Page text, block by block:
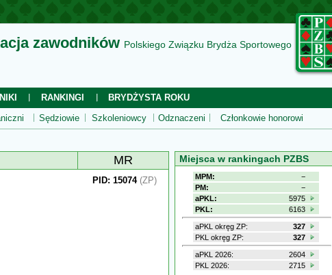
zawodników Polskiego Związku Brydża Sportowego
RANKINGI
BRYDŻYSTA ROKU
Sędziowie Szkoleniowcy Odznaczeni Członkowie honorowi
MR
PID: 15074 (ZP)
Miejsca w rankingach PZBS
MPM:
−
PM:
−
aPKL:
5975
PKL:
6163
aPKL okręg ZP:
327
PKL okręg ZP:
327
aPKL 2026:
2604
PKL 2026:
2715